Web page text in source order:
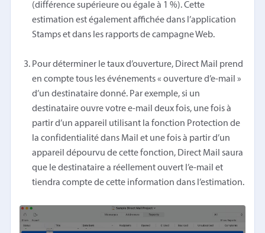
(différence supérieure ou égale à 1 %). Cette
estimation est également affichée dans l’application
Stamps et dans les rapports de campagne Web.
Pour déterminer le taux d’ouverture, Direct Mail prend
en compte tous les événements « ouverture d’e-mail »
d’un destinataire donné. Par exemple, si un
destinataire ouvre votre e-mail deux fois, une fois à
partir d’un appareil utilisant la fonction Protection de
la confidentialité dans Mail et une fois à partir d’un
appareil dépourvu de cette fonction, Direct Mail saura
que le destinataire a réellement ouvert l’e-mail et
tiendra compte de cette information dans l’estimation.